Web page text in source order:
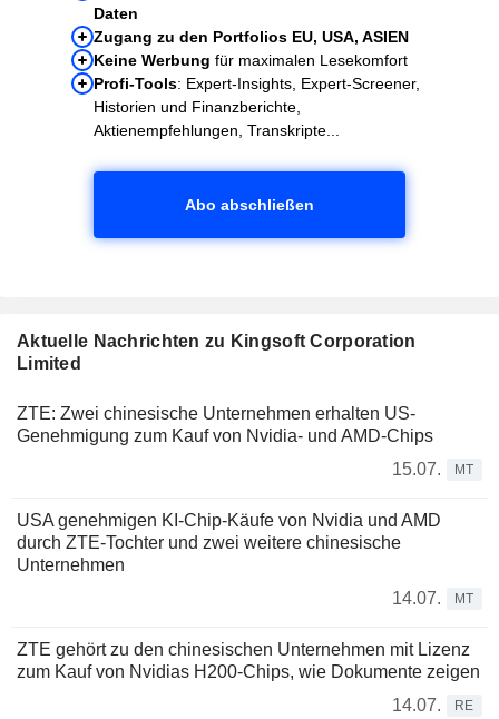
Daten
Zugang zu den Portfolios EU, USA, ASIEN
Keine Werbung für maximalen Lesekomfort
Profi-Tools: Expert-Insights, Expert-Screener,
Historien und Finanzberichte,
Aktienempfehlungen, Transkripte...
Abo abschließen
Aktuelle Nachrichten zu Kingsoft Corporation
Limited
ZTE: Zwei chinesische Unternehmen erhalten US-
Genehmigung zum Kauf von Nvidia- und AMD-Chips
15.07.
MT
USA genehmigen KI-Chip-Käufe von Nvidia und AMD
durch ZTE-Tochter und zwei weitere chinesische
Unternehmen
14.07.
MT
ZTE gehört zu den chinesischen Unternehmen mit Lizenz
zum Kauf von Nvidias H200-Chips, wie Dokumente zeigen
14.07.
RE